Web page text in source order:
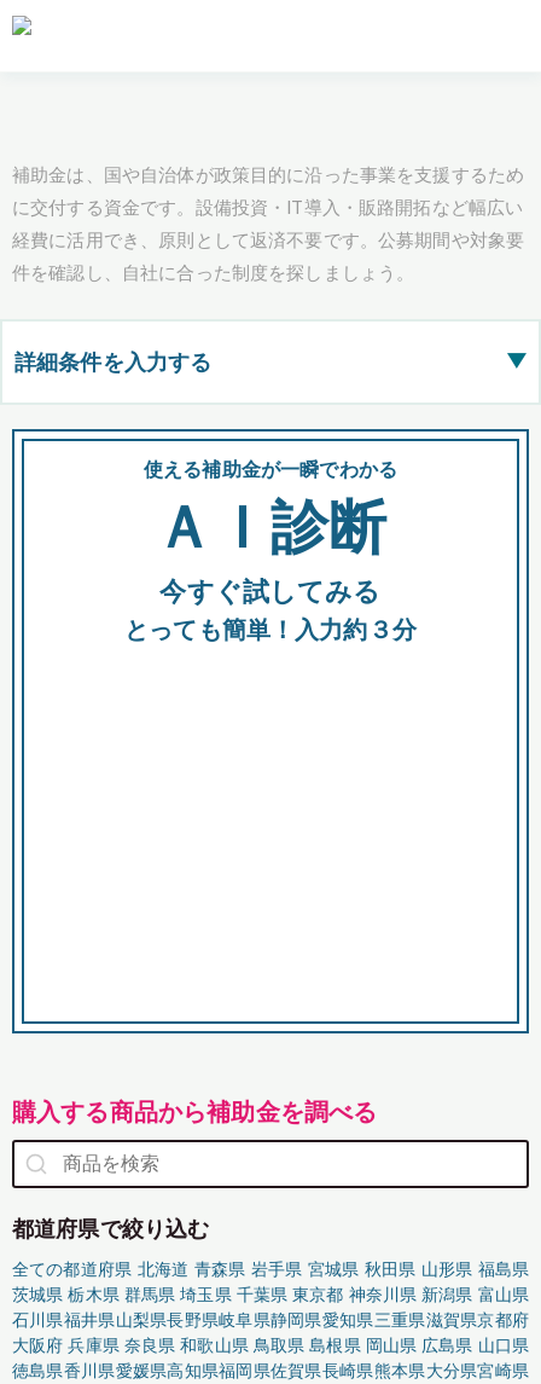
補助金は、国や自治体が政策目的に沿った事業を支援するため
に交付する資金です。設備投資・IT導入・販路開拓など幅広い
経費に活用でき、原則として返済不要です。公募期間や対象要
件を確認し、自社に合った制度を探しましょう。
詳細条件を入力する ▶
都道府県
全国の検索結果を含めて表示
助成金 融資 出資
使える補助金が一瞬でわかる
ＡＩ診断
今すぐ試してみる
とっても簡単！入力約３分
購入する商品から補助金を調べる
都道府県で絞り込む
全ての都道府県 北海道 青森県 岩手県 宮城県 秋田県 山形県 福島県
茨城県 栃木県 群馬県 埼玉県 千葉県 東京都 神奈川県 新潟県 富山県
石川県福井県山梨県長野県岐阜県静岡県愛知県三重県滋賀県京都府
大阪府 兵庫県 奈良県 和歌山県 鳥取県 島根県 岡山県 広島県 山口県
徳島県香川県愛媛県高知県福岡県佐賀県長崎県熊本県大分県宮崎県